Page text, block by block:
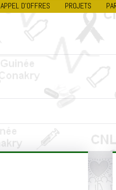
APPEL D’OFFRES PROJETS